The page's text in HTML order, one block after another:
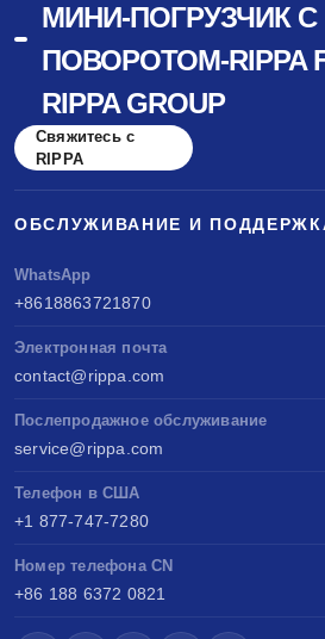
МИНИ-ПОГРУЗЧИК
ПОВОРОТОМ-RIPPA
RIPPA GROUP
Свяжитесь с
RIPPA
ОБСЛУЖИВАНИЕ И
WhatsApp
+8618863721870
Электронная почта
contact@rippa.com
Послепродажное обслуживание
service@rippa.com
Телефон в США
+1 877-747-7280
Номер телефона CN
+86 188 6372 0821